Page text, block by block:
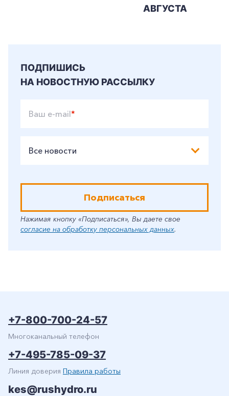
АВГУСТА
ПОДПИШИСЬ
НА НОВОСТНУЮ РАССЫЛКУ
Ваш e-mail*
Все новости
Подписаться
Нажимая кнопку «Подписаться», Вы даете свое
согласие на обработку персональных данных.
+7-800-700-24-57
Многоканальный телефон
+7-495-785-09-37
Линия доверия Правила работы
kes@rushydro.ru